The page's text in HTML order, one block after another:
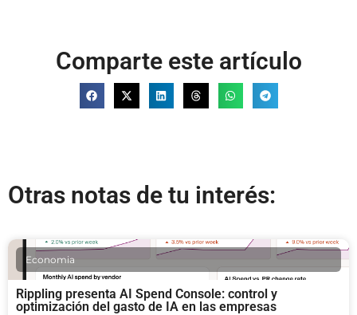
Comparte este artículo
Otras notas de tu interés:
Economia
Rippling presenta AI Spend Console: control y
optimización del gasto de IA en las empresas